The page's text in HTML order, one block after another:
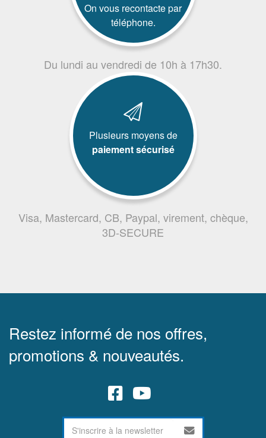
On vous recontacte par
téléphone.
Du lundi au vendredi de 10h à 17h30.
Plusieurs moyens de
paiement sécurisé
Visa, Mastercard, CB, Paypal, virement, chèque,
3D-SECURE
Restez informé de nos offres,
promotions & nouveautés.